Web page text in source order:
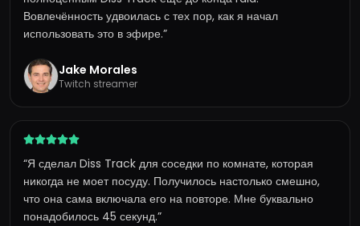
Вовлечённость удвоилась с тех пор, как я начал
использовать это в эфире.”
Jake Morales
Twitch streamer
“Я сделал Diss Track для соседки по комнате, которая
никогда не моет посуду. Получилось настолько смешно,
что она сама включала его на повторе. Мне буквально
понадобилось 45 секунд.”